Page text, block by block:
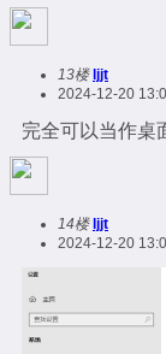
13楼 ljjt
2024-12-20
完全可以当作桌
14楼 ljjt
2024-12-20